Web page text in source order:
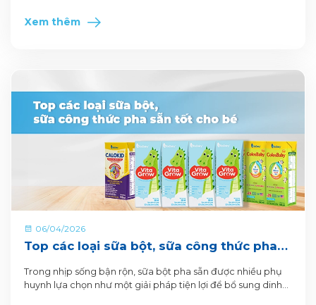
Xem thêm
06/04/2026
Top các loại sữa bột, sữa công thức pha
sẵn tốt cho bé
Trong nhịp sống bận rộn, sữa bột pha sẵn được nhiều phụ
huynh lựa chọn như một giải pháp tiện lợi để bổ sung dinh